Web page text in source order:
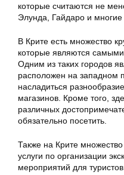
которые считаются не
Элунда, Гайдаро и многие
В Крите есть множество
которые являются
Одним из таких городов
расположен на западном
насладиться
магазинов. Кроме того,
различных
обязательно посетить.
Также на Крите
услуги по организации
мероприятий для